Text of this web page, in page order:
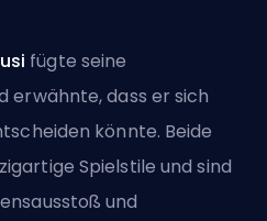
fügte seine
erwähnte, dass er sich
könnte. Beide
Spielstile und sind
und